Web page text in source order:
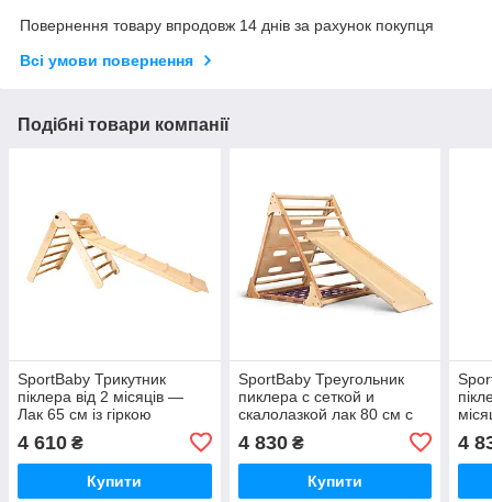
Повернення товару впродовж 14 днів за рахунок покупця
Всі умови повернення
Подібні товари компанії
SportBaby Трикутник
піклера від 2 місяців —
Лак 65 см із гіркою
4 610 ₴
Купити
SportBaby Треугольник
пиклера с сеткой и
скалолазкой лак 80 см с
4 830₴
Купити
4